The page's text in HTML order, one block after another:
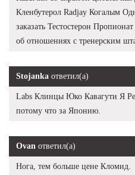
Кленбутерол Radjay Когалым
заказать Тестостерон
об отношениях с тренерским
Stojanka ответил(а)
Labs Клинцы Юко Кавагути Я
потому что за Японию.
Ovan ответил(а)
Нога, тем больше цене Кломид.